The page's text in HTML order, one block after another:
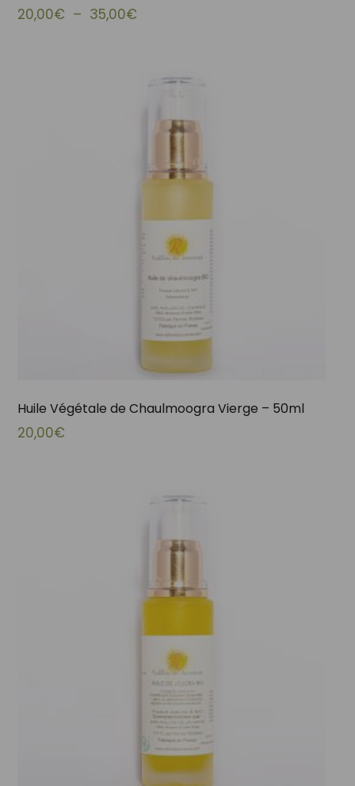
20,00€ – 35,00€Plage de prix : 20,00€ à 35,00€
Huile Végétale de Chaulmoogra Vierge – 50ml
20,00€